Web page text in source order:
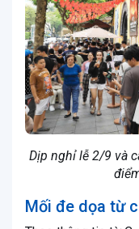
Dịp nghỉ lễ 2/9 và
Mối đe dọa từ